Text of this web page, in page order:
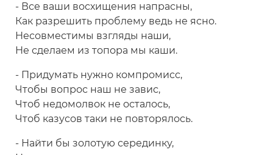
- Все ваши восхищения напрасны,
Как разрешить проблему ведь не ясно.
Несовместимы взгляды наши,
Не сделаем из топора мы каши.
- Придумать нужно компромисс,
Чтобы вопрос наш не завис,
Чтоб недомолвок не осталось,
Чтоб казусов таки не повторялось.
- Найти бы золотую серединку,